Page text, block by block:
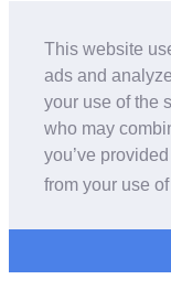
This website
ads and
your use of the
who may
you’ve
from your use